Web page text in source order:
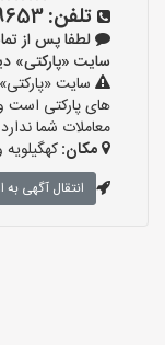
تلفن:
لطفا پس از
سایت «پارکتی» دیده ام
سایت
های پارکتی است
معاملات شما
مکان:
انتقال آگهی